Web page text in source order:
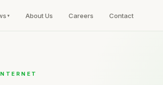
About Us Careers Contact